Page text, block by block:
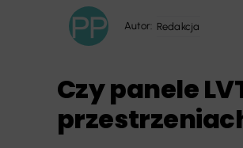
Autor: Redakcja
Czy panele